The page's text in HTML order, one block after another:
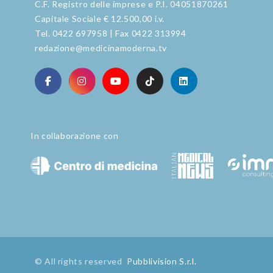
C.F. Registro delle imprese e P.I. 04051870261
Capitale Sociale € 12.500,00 i.v.
Tel. 0422 697958 | Fax 0422 313994
redazione@medicinamoderna.tv
In collaborazione con
© All rights reserved Pubblivision S.r.l.